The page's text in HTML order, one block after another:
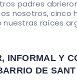
padres abrieron
nosotros, cinco
raíces
INFORMAL Y
DE